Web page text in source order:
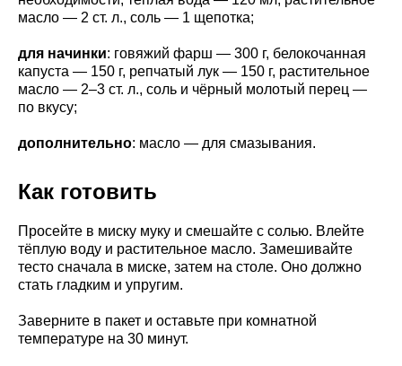
масло — 2 ст. л., соль — 1 щепотка;
для начинки: говяжий фарш — 300 г, белокочанная
капуста — 150 г, репчатый лук — 150 г, растительное
масло — 2–3 ст. л., соль и чёрный молотый перец —
по вкусу;
дополнительно: масло — для смазывания.
Как готовить
Просейте в миску муку и смешайте с солью. Влейте
тёплую воду и растительное масло. Замешивайте
тесто сначала в миске, затем на столе. Оно должно
стать гладким и упругим.
Заверните в пакет и оставьте при комнатной
температуре на 30 минут.